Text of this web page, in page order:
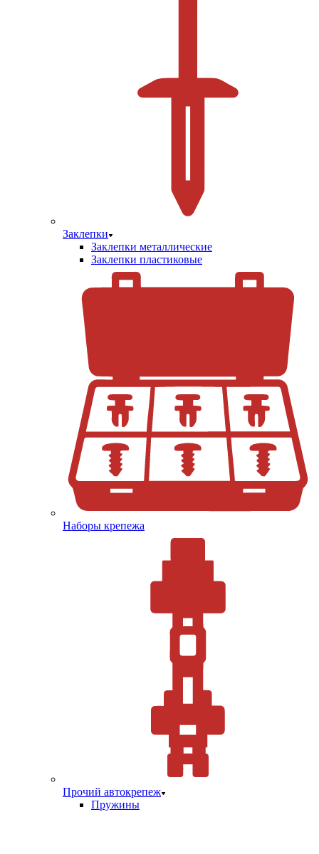
Заклепки
Заклепки металлические
Заклепки пластиковые
Наборы крепежа
Прочий автокрепеж
Пружины